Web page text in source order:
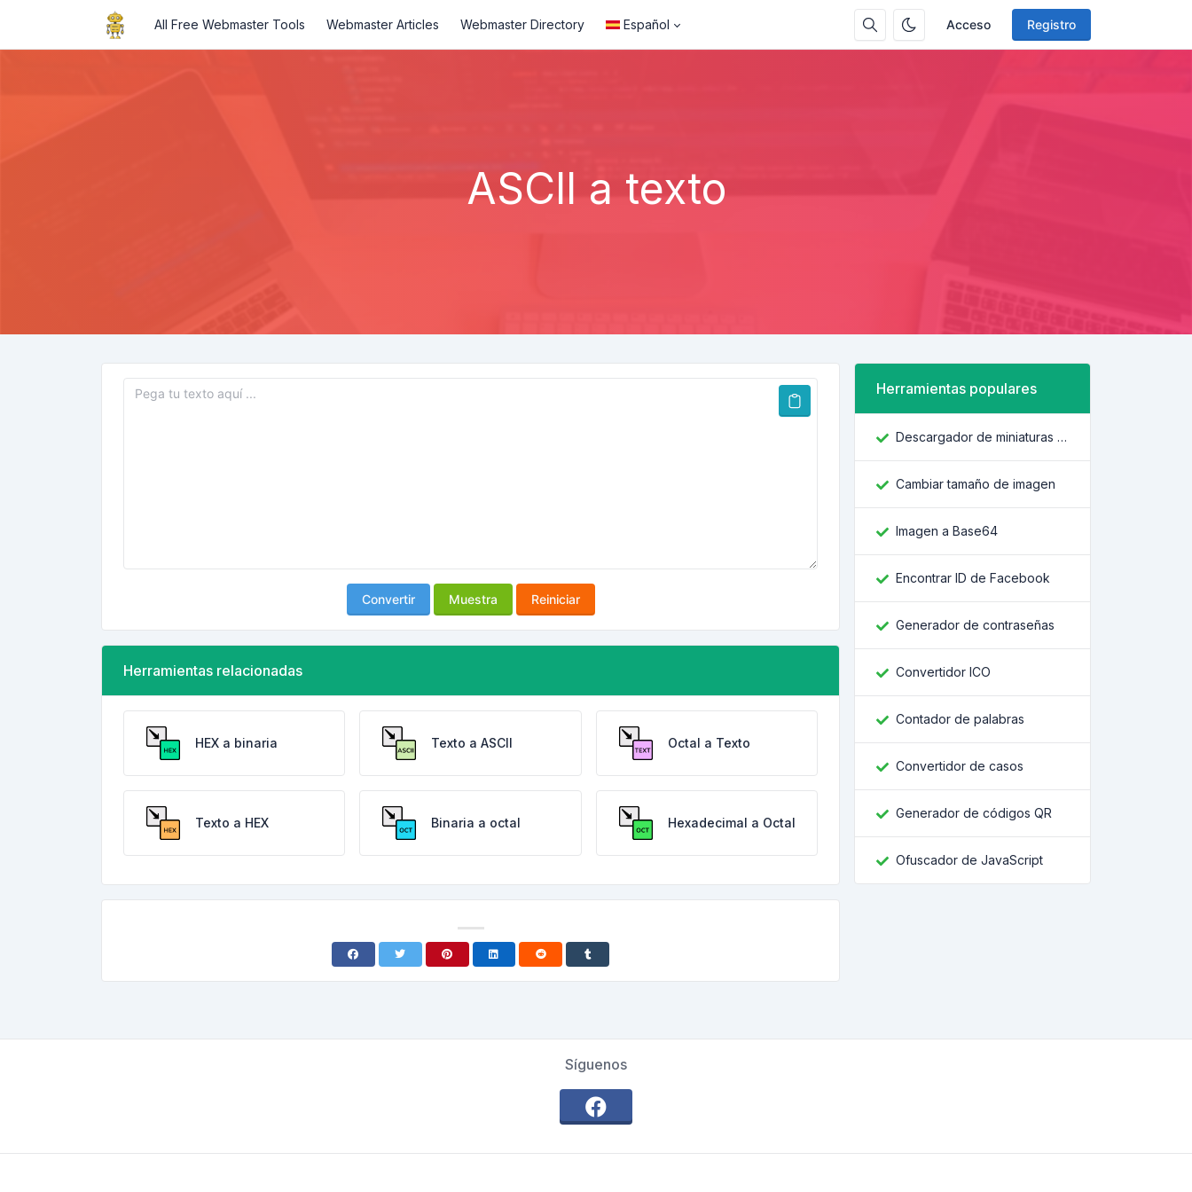
Acceso Registro
All Free Webmaster Tools Webmaster Articles Webmaster Directory Español
ASCII a texto
Convertir Muestra Reiniciar
Herramientas relacionadas
HEX a binaria Texto a ASCII Octal a Texto
Texto a HEX Binaria a octal Hexadecimal a Octal
Herramientas populares
Descargador de miniaturas de YouTube
Cambiar tamaño de imagen
Imagen a Base64
Encontrar ID de Facebook
Generador de contraseñas
Convertidor ICO
Contador de palabras
Convertidor de casos
Generador de códigos QR
Ofuscador de JavaScript
Síguenos